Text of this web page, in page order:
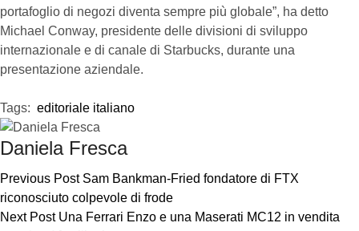
portafoglio di negozi diventa sempre più globale”, ha detto
Michael Conway, presidente delle divisioni di sviluppo
internazionale e di canale di Starbucks, durante una
presentazione aziendale.
Tags: editoriale italiano
Daniela Fresca
Previous Post Sam Bankman-Fried fondatore di FTX
riconosciuto colpevole di frode
Next Post Una Ferrari Enzo e una Maserati MC12 in vendita